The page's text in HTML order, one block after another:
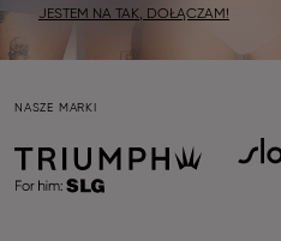
JESTEM NA TAK, DOŁĄCZAM!
NASZE MARKI